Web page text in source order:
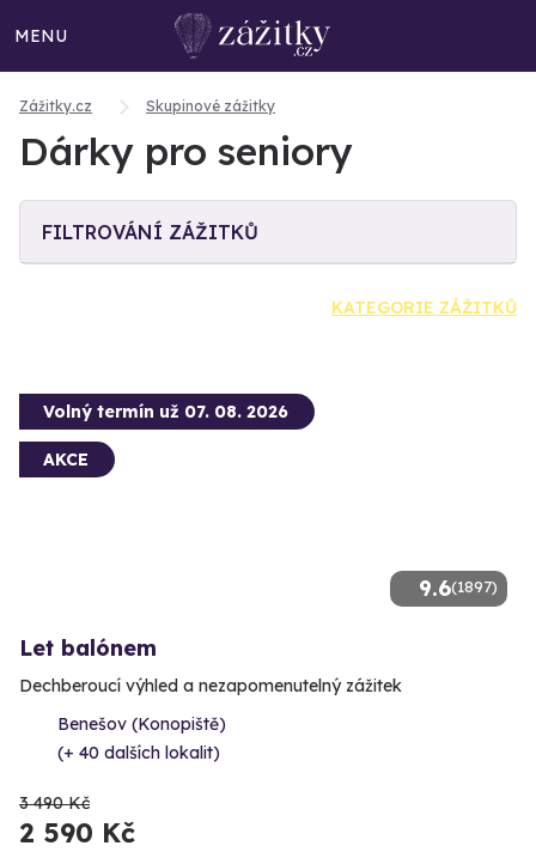
MENU
Zážitky.cz Skupinové zážitky
Dárky pro seniory
FILTROVÁNÍ ZÁŽITKŮ
KATEGORIE ZÁŽITKŮ
9.6(1897)
Volný termín už 07. 08. 2026
AKCE
Let balónem
Dechberoucí výhled a nezapomenutelný zážitek
Benešov (Konopiště)
(+ 40 dalších lokalit)
3 490 Kč
2 590 Kč